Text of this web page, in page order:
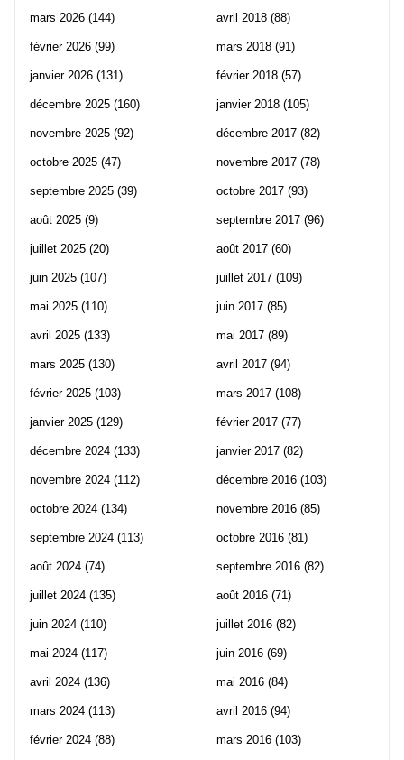
mars 2026 (144)
février 2026 (99)
janvier 2026 (131)
décembre 2025 (160)
novembre 2025 (92)
octobre 2025 (47)
septembre 2025 (39)
août 2025 (9)
juillet 2025 (20)
juin 2025 (107)
mai 2025 (110)
avril 2025 (133)
mars 2025 (130)
février 2025 (103)
janvier 2025 (129)
décembre 2024 (133)
novembre 2024 (112)
octobre 2024 (134)
septembre 2024 (113)
août 2024 (74)
juillet 2024 (135)
juin 2024 (110)
mai 2024 (117)
avril 2024 (136)
mars 2024 (113)
février 2024 (88)
avril 2018 (88)
mars 2018 (91)
février 2018 (57)
janvier 2018 (105)
décembre 2017 (82)
novembre 2017 (78)
octobre 2017 (93)
septembre 2017 (96)
août 2017 (60)
juillet 2017 (109)
juin 2017 (85)
mai 2017 (89)
avril 2017 (94)
mars 2017 (108)
février 2017 (77)
janvier 2017 (82)
décembre 2016 (103)
novembre 2016 (85)
octobre 2016 (81)
septembre 2016 (82)
août 2016 (71)
juillet 2016 (82)
juin 2016 (69)
mai 2016 (84)
avril 2016 (94)
mars 2016 (103)